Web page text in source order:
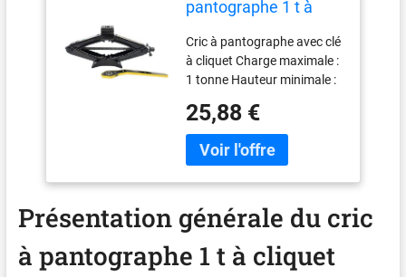
pantographe 1 t à
Cric à pantographe avec clé
à cliquet Charge maximale :
1 tonne Hauteur minimale :
35 cm Certifié Tuv-GS
25,88 €
Présentation générale du cric
à pantographe 1 t à cliquet